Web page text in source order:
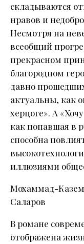
складываются
нравов и
Несмотря на
всеобщий
прекрасном
благородном
давно
актуальны, как
херцоге». А
как попавшая в
способна
иллюзиями
Мохаммад-
Саларов
В романе
отображена